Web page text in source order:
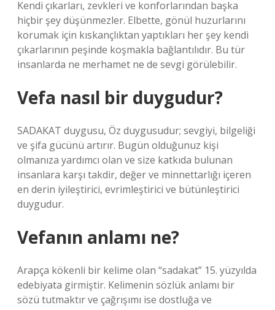
Kendi çıkarları, zevkleri ve konforlarından başka
hiçbir şey düşünmezler. Elbette, gönül huzurlarını
korumak için kıskançlıktan yaptıkları her şey kendi
çıkarlarının peşinde koşmakla bağlantılıdır. Bu tür
insanlarda ne merhamet ne de sevgi görülebilir.
Vefa nasıl bir duygudur?
SADAKAT duygusu, Öz duygusudur; sevgiyi, bilgeliği
ve şifa gücünü artırır. Bugün olduğunuz kişi
olmanıza yardımcı olan ve size katkıda bulunan
insanlara karşı takdir, değer ve minnettarlığı içeren
en derin iyileştirici, evrimleştirici ve bütünleştirici
duygudur.
Vefanın anlamı ne?
Arapça kökenli bir kelime olan “sadakat” 15. yüzyılda
edebiyata girmiştir. Kelimenin sözlük anlamı bir
sözü tutmaktır ve çağrışımı ise dostluğa ve